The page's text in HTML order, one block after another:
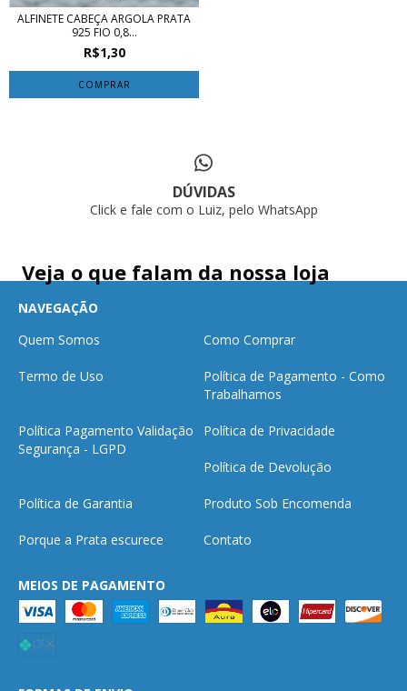
ALFINETE CABEÇA ARGOLA PRATA
925 FIO 0,8...
R$1,30
COMPRAR
DÚVIDAS
Click e fale com o Luiz, pelo WhatsApp
Veja o que falam da nossa loja
NAVEGAÇÃO
Quem Somos
Como Comprar
Termo de Uso
Política de Pagamento - Como
Trabalhamos
Política Pagamento Validação
Segurança - LGPD
Política de Privacidade
Política de Devolução
Política de Garantia Produto Sob Encomenda
Porque a Prata escurece Contato
MEIOS DE PAGAMENTO